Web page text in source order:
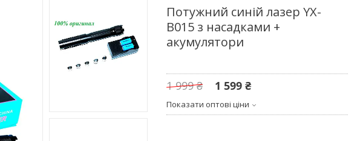
Потужний синій лазер YX-
B015 з насадками +
акумулятори
1 999 ₴ 1 599 ₴
Показати оптові ціни